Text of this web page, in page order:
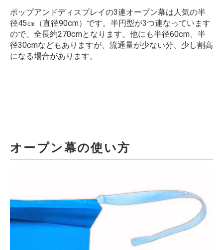
ポップアンドディスプレイの3連オープン幕は人気の半
径45㎝（直径90cm）です。半円型が3つ連なっています
ので、全長約270cmとなります。他にも半径60cm、半
径30cmなどもありますが、流通量が少ない分、少し割高
になる場合があります。
オープン幕の使い方